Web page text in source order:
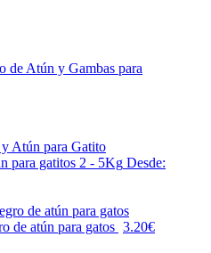
para gatitos 2 - 5Kg Desde:
de atún para gatos 3.20€